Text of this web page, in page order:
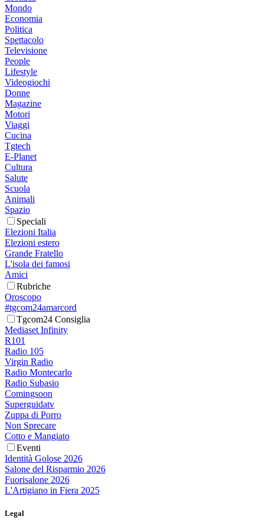
Mondo
Economia
Politica
Spettacolo
Televisione
People
Lifestyle
Videogiochi
Donne
Magazine
Motori
Viaggi
Cucina
Tgtech
E-Planet
Cultura
Salute
Scuola
Animali
Spazio
Speciali
Elezioni Italia
Elezioni estero
Grande Fratello
L'isola dei famosi
Amici
Rubriche
Oroscopo
#tgcom24amarcord
Tgcom24 Consiglia
Mediaset Infinity
R101
Radio 105
Virgin Radio
Radio Montecarlo
Radio Subasio
Comingsoon
Superguidatv
Zuppa di Porro
Non Sprecare
Cotto e Mangiato
Eventi
Identità Golose 2026
Salone del Risparmio 2026
Fuorisalone 2026
L'Artigiano in Fiera 2025
Legal